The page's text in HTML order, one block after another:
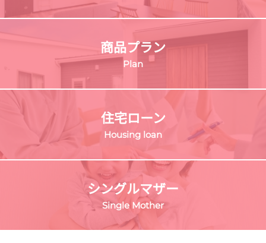
商品プラン
Plan
住宅ローン
Housing loan
シングルマザー
Single Mother